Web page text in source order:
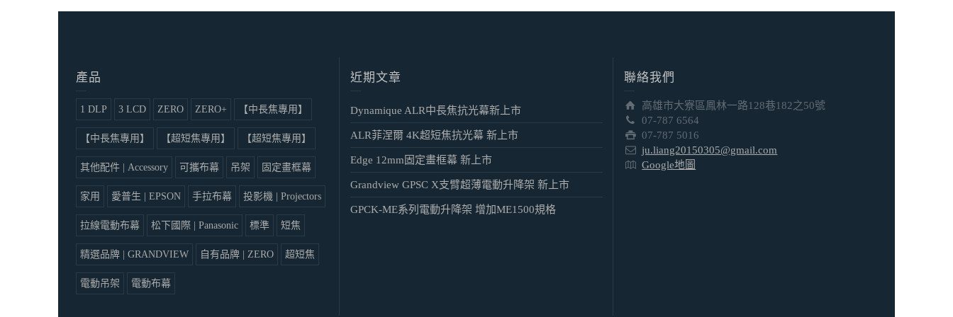
產品
1 DLP 3 LCD ZERO ZERO+ 【中長焦專用】
【中長焦專用】 【超短焦專用】 【超短焦專用】
其他配件 | Accessory 可攜布幕 吊架 固定畫框幕
家用 愛普生 | EPSON 手拉布幕 投影機 | Projectors
拉線電動布幕 松下國際 | Panasonic 標準 短焦
精選品牌 | GRANDVIEW 自有品牌 | ZERO 超短焦
電動吊架 電動布幕
近期文章
Dynamique ALR中長焦抗光幕新上市
ALR菲涅爾 4K超短焦抗光幕 新上市
Edge 12mm固定畫框幕 新上市
Grandview GPSC X支臂超薄電動升降架 新上市
GPCK-ME系列電動升降架 增加ME1500規格
聯絡我們
高雄市大寮區鳳林一路128巷182之50號
07-787 6564
07-787 5016
ju.liang20150305@gmail.com
Google地圖